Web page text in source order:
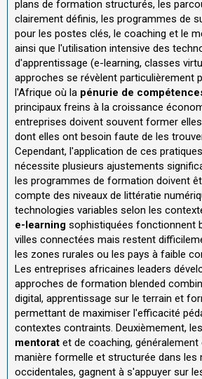
plans de formation structurés, les
clairement définis, les programmes de
pour les postes clés, le coaching et le
ainsi que l'utilisation intensive des
d'apprentissage (e-learning, classes
approches se révèlent particulièrement
l'Afrique où la pénurie de
principaux freins à la croissance
entreprises doivent souvent former
dont elles ont besoin faute de les
Cependant, l'application de ces
nécessite plusieurs ajustements
les programmes de formation doivent
compte des niveaux de littératie
technologies variables selon les
e-learning sophistiquées fonctionnent
villes connectées mais restent
les zones rurales ou les pays à faible
Les entreprises africaines leaders
approches de formation blended
digital, apprentissage sur le terrain et
permettant de maximiser l'efficacité
contextes contraints. Deuxièmement, les
mentorat et de coaching, généralement
manière formelle et structurée dans les
occidentales, gagnent à s'appuyer sur